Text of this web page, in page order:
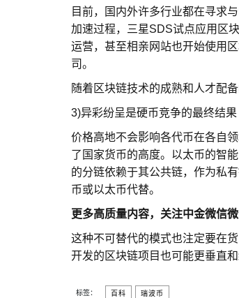
目前，国内外许多行业都在寻求
加速过程，三星SDS试点应用区
运营，甚至相亲网站也开始使用
司。
随着区块链技术的成熟和人才配
3)异彩纷呈是硬币竞争的最终结果
价格高地不会影响各代币在各自
了国家货币的高度。以太币的智
的分链依赖于其公共链，作为私
币或以太币代替。
更多高质量内容，关注中金微信
这种不可替代的模式也注定要在
开发的区块链项目也可能更垂直
标签： 百科 瑞波币